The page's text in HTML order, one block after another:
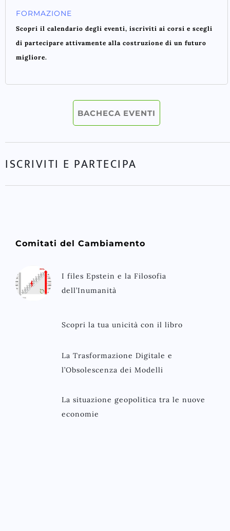
FORMAZIONE
Scopri il calendario degli eventi, iscriviti ai corsi e scegli
di partecipare attivamente alla costruzione di un futuro
migliore.
BACHECA EVENTI
ISCRIVITI E PARTECIPA
Comitati del Cambiamento
I files Epstein e la Filosofia
dell’Inumanità
Scopri la tua unicità con il libro
La Trasformazione Digitale e
l’Obsolescenza dei Modelli
La situazione geopolitica tra le nuove
economie